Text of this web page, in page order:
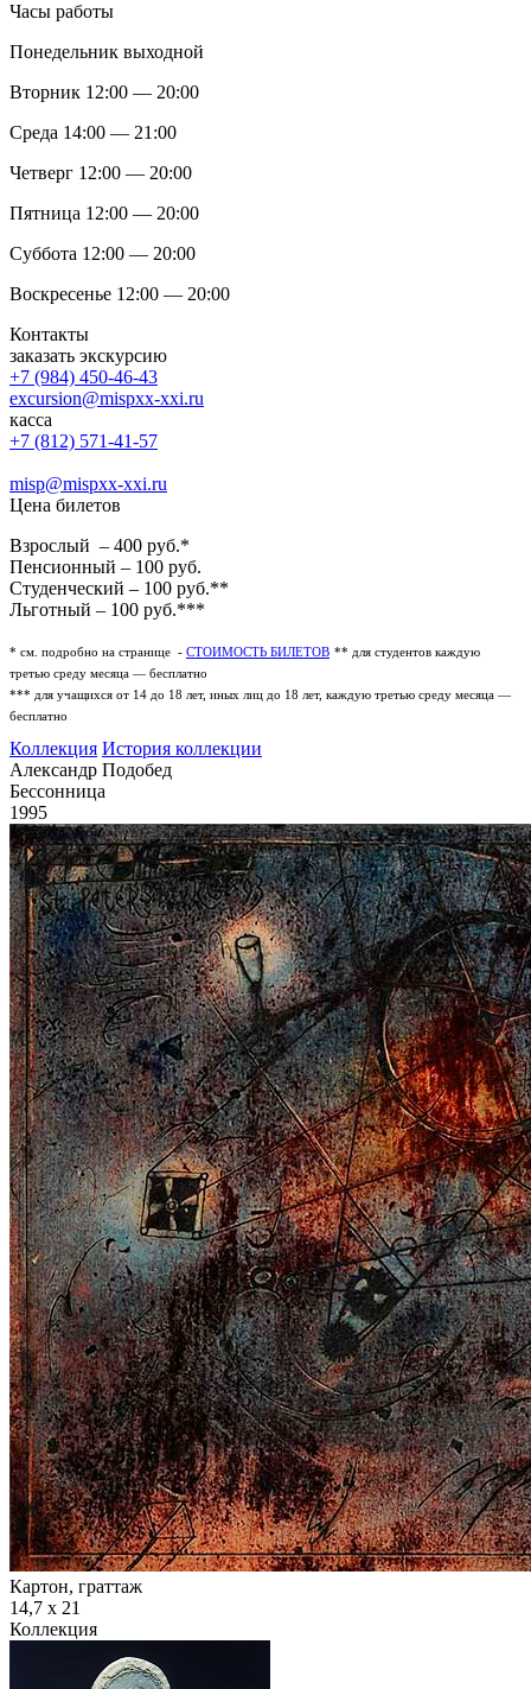
Часы работы
Понедельник выходной
Вторник 12:00 — 20:00
Среда 14:00 — 21:00
Четверг 12:00 — 20:00
Пятница 12:00 — 20:00
Суббота 12:00 — 20:00
Воскресенье 12:00 — 20:00
Контакты
заказать экскурсию
+7 (984) 450-46-43
excursion@mispxx-xxi.ru
касса
+7 (812) 571-41-57
misp@mispxx-xxi.ru
Цена билетов
Взрослый – 400 руб.*
Пенсионный – 100 руб.
Студенческий – 100 руб.**
Льготный – 100 руб.***
* см. подробно на странице - СТОИМОСТЬ БИЛЕТОВ ** для студентов каждую
третью среду месяца — бесплатно
*** для учащихся от 14 до 18 лет, иных лиц до 18 лет, каждую третью среду месяца —
бесплатно
Коллекция История коллекции
Александр Подобед
Бессонница
1995
Картон, граттаж
14,7 х 21
Коллекция